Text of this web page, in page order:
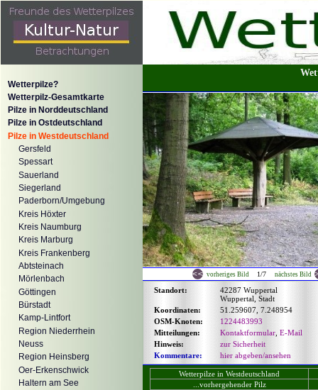
Wetterpilze?
Wetterpilz-Gesamtkarte
Pilze in Norddeutschland
Pilze in Ostdeutschland
Pilze in Westdeutschland
Gersfeld
Spessart
Sauerland
Siegerland
Paderborn/Umgebung
Kreis Höxter
Kreis Naumburg
Kreis Marburg
Kreis Frankenberg
Abtsteinach
Mörlenbach
Göttingen
Bürstadt
Kamp-Lintfort
Region Niederrhein
Neuss
Region Heinsberg
Oer-Erkenschwick
Haltern am See
vorheriges Bild 1/7 nächstes Bild
Standort:
42287 Wuppertal
Wuppertal, Stadt
Koordinaten:
51.259607, 7.248954
OSM-Knoten:
1224483993
Mitteilungen:
Kontaktformular E-Mail
Hinweis:
zur Sicherheit
Kommentare:
hier abgeben/ansehen
Wetterpilze in Westdeutschland
...vorhergehender Pilz